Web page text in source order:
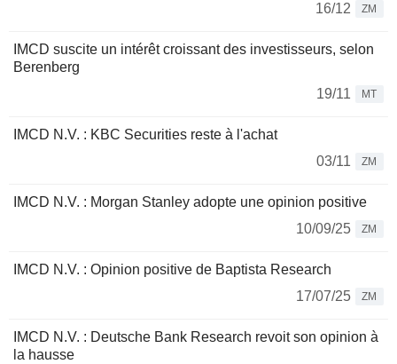
16/12
ZM
IMCD suscite un intérêt croissant des investisseurs, selon
Berenberg
19/11
MT
IMCD N.V. : KBC Securities reste à l'achat
03/11
ZM
IMCD N.V. : Morgan Stanley adopte une opinion positive
10/09/25
ZM
IMCD N.V. : Opinion positive de Baptista Research
17/07/25
ZM
IMCD N.V. : Deutsche Bank Research revoit son opinion à
la hausse